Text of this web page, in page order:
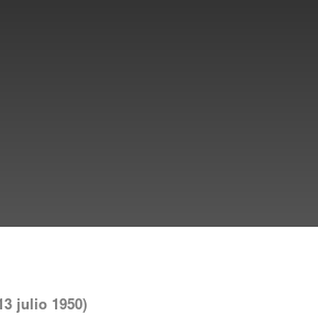
julio 1950)